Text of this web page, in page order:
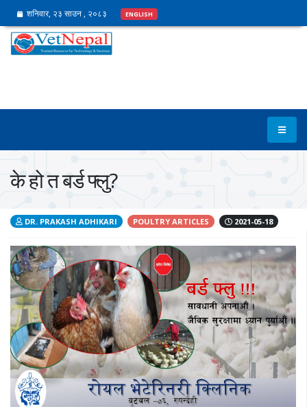
शनिवार, २३ साउन , २०८३ ENGLISH
के हो त बर्ड फ्लु?
DR. PRAKASH ADHIKARI POULTRY ARTICLES 2021-05-18